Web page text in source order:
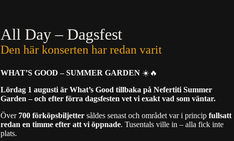
All Day – Dagsfest
Den här konserten har redan varit
WHAT’S GOOD – SUMMER GARDEN ☀️🔥
Lördag 1 augusti är What’s Good tillbaka på Nefertiti Summer
Garden – och efter förra dagsfesten vet vi exakt vad som väntar.
Över 700 förköpsbiljetter såldes senast och området var i princip fullsatt
redan en timme efter att vi öppnade. Tusentals ville in – alla fick inte
plats.